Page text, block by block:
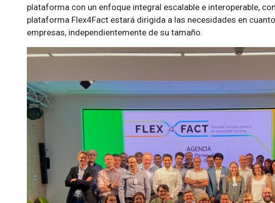
plataforma con un enfoque integral escalable e interoperable,
plataforma Flex4Fact estará dirigida a las necesidades en
empresas, independientemente de su tamaño.